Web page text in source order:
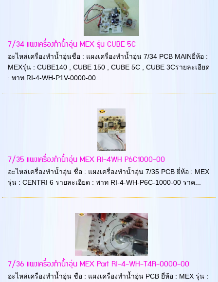
7/34 แผงเครื่องทำน้ำอุ่น MEX รุ่น CUBE 5C
อะไหล่เครื่องทำน้ำอุ่นชื่อ : แผงเครื่องทำน้ำอุ่น 7/34 PCB MAINยี่ห้อ :
MEXรุ่น : CUBE140 , CUBE 150 , CUBE 5C , CUBE 3Cรายละเอียด
: พาท RI-4-WH-P1V-0000-00...
7/35 แผงเครื่องทำน้ำอุ่น MEX RI-4WH P6C1000-00
อะไหล่เครื่องทำน้ำอุ่น ชื่อ : แผงเครื่องทำน้ำอุ่น 7/35 PCB ยี่ห้อ : MEX
รุ่น : CENTRI 6 รายละเอียด : พาท RI-4-WH-P6C-1000-00 ราค...
7/36 แผงเครื่องทำน้ำอุ่น MEX Part RI-4-WH-T4R-0000-00
อะไหล่เครื่องทำน้ำอุ่น ชื่อ : แผงเครื่องทำน้ำอุ่น PCB ยี่ห้อ : MEX รุ่น :